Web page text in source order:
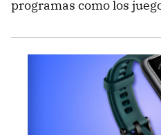
programas como los